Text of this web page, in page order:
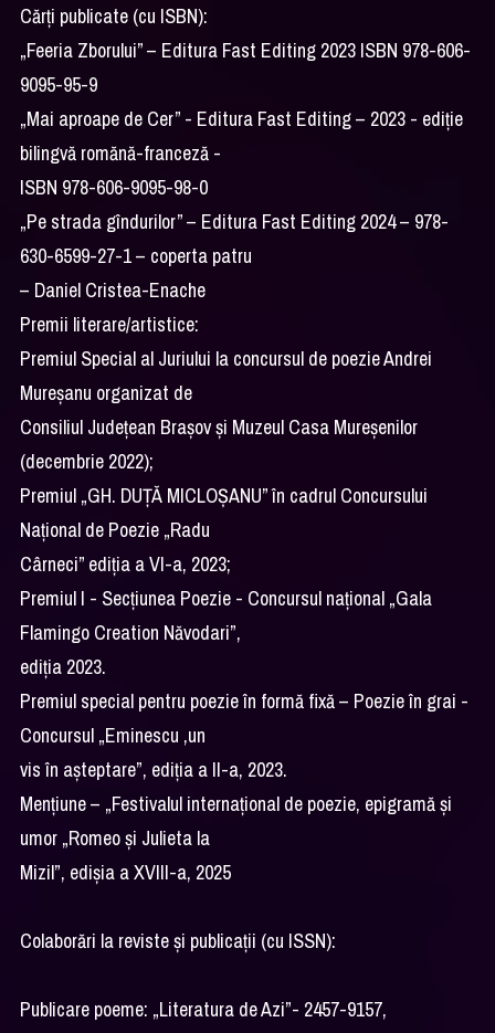
Cărţi publicate (cu ISBN):
„Feeria Zborului” – Editura Fast Editing 2023 ISBN 978-606-
9095-95-9
„Mai aproape de Cer” - Editura Fast Editing – 2023 - ediție
bilingvă romănă-franceză -
ISBN 978-606-9095-98-0
„Pe strada gîndurilor” – Editura Fast Editing 2024 – 978-
630-6599-27-1 – coperta patru
– Daniel Cristea-Enache
Premii literare/artistice:
Premiul Special al Juriului la concursul de poezie Andrei
Mureșanu organizat de
Consiliul Județean Brașov și Muzeul Casa Mureșenilor
(decembrie 2022);
Premiul „GH. DUȚĂ MICLOȘANU” în cadrul Concursului
Național de Poezie „Radu
Cârneci” ediția a VI-a, 2023;
Premiul I - Secțiunea Poezie - Concursul național „Gala
Flamingo Creation Năvodari”,
ediția 2023.
Premiul special pentru poezie în formă fixă – Poezie în grai -
Concursul „Eminescu ,un
vis în așteptare”, ediția a II-a, 2023.
Mențiune – „Festivalul internațional de poezie, epigramă și
umor „Romeo și Julieta la
Mizil”, edișia a XVIII-a, 2025
Colaborări la reviste şi publicaţii (cu ISSN):
Publicare poeme: „Literatura de Azi”- 2457-9157,